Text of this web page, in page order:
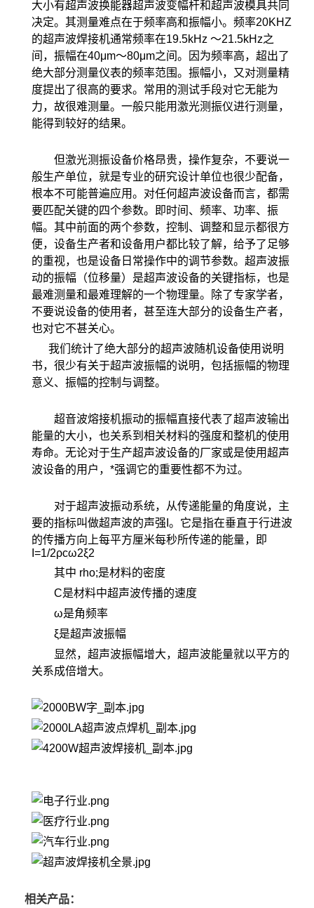
大小有超声波换能器超声波变幅杆和超声波模具共同
决定。其测量难点在于频率高和振幅小。频率20KHZ
的超声波焊接机通常频率在19.5kHz ～21.5kHz之
间，振幅在40μm～80μm之间。因为频率高，超出了
绝大部分测量仪表的频率范围。振幅小，又对测量精
度提出了很高的要求。常用的测试手段对它无能为
力，故很难测量。一般只能用激光测振仪进行测量，
能得到较好的结果。
但激光测振设备价格昂贵，操作复杂，不要说一
般生产单位，就是专业的研究设计单位也很少配备，
根本不可能普遍应用。对任何超声波设备而言，都需
要匹配关键的四个参数。即时间、频率、功率、振
幅。其中前面的两个参数，控制、调整和显示都很方
便，设备生产者和设备用户都比较了解，给予了足够
的重视，也是设备日常操作中的调节参数。超声波振
动的振幅（位移量）是超声波设备的关键指标，也是
最难测量和最难理解的一个物理量。除了专家学者，
不要说设备的使用者，甚至连大部分的设备生产者，
也对它不甚关心。
我们统计了绝大部分的超声波随机设备使用说明
书，很少有关于超声波振幅的说明，包括振幅的物理
意义、振幅的控制与调整。
超音波熔接机振动的振幅直接代表了超声波输出
能量的大小，也关系到相关材料的强度和整机的使用
寿命。无论对于生产超声波设备的厂家或是使用超声
波设备的用户，*强调它的重要性都不为过。
对于超声波振动系统，从传递能量的角度说，主
要的指标叫做超声波的声强I。它是指在垂直于行进波
的传播方向上每平方厘米每秒所传递的能量，即
I=1/2ρcω2ξ2
其中 rho;是材料的密度
C是材料中超声波传播的速度
ω是角频率
ξ是超声波振幅
显然，超声波振幅增大，超声波能量就以平方的
关系成倍增大。
相关产品：